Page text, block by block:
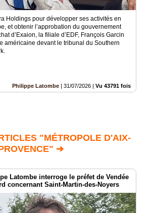
Holdings pour développer ses activités en
et obtenir l’approbation du gouvernement
d’Exaion, la filiale d’EDF, François Garcin
américaine devant le tribunal du Southern
Philippe Latombe | 31/07/2026 | Vu 43791 fois
"MÉTROPOLE D'AIX-
➔
Latombe interroge le préfet de Vendée
concernant Saint-Martin-des-Noyers